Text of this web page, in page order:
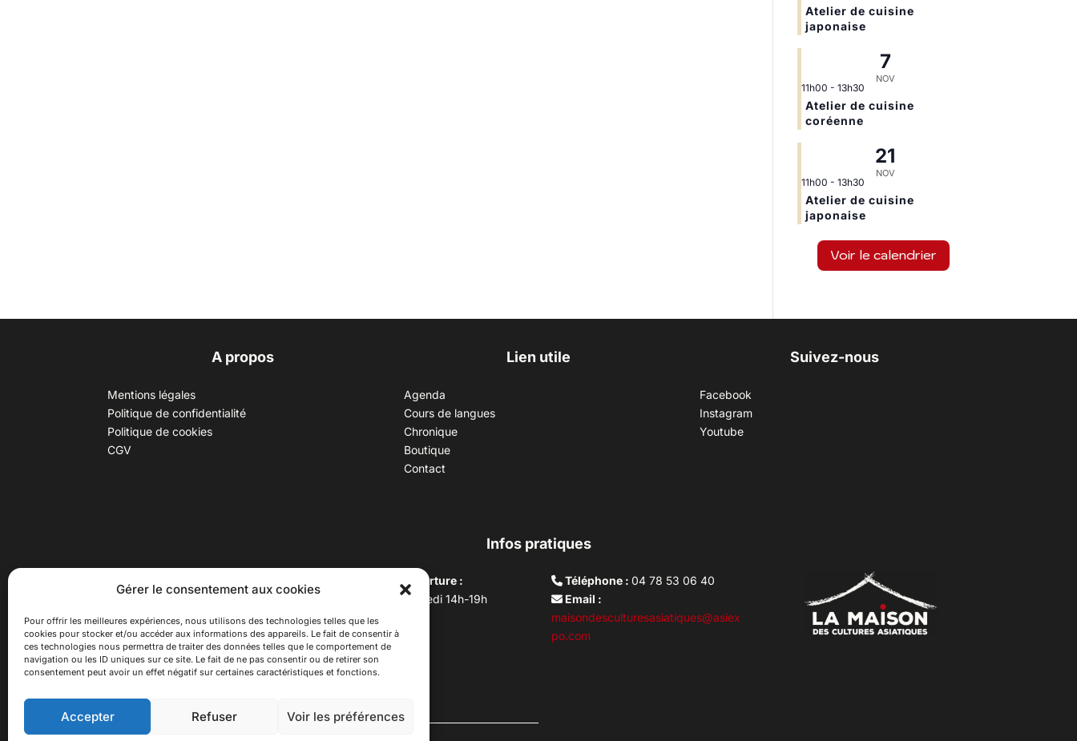
Gérer le consentement aux cookies
Pour offrir les meilleures expériences, nous utilisons des technologies telles que les
cookies pour stocker et/ou accéder aux informations des appareils. Le fait de consentir à
ces technologies nous permettra de traiter des données telles que le comportement de
navigation ou les ID uniques sur ce site. Le fait de ne pas consentir ou de retirer son
consentement peut avoir un effet négatif sur certaines caractéristiques et fonctions.
Accepter Refuser Voir les préférences
Atelier de cuisine
japonaise
7
NOV
11h00 - 13h30
Atelier de cuisine
coréenne
21
NOV
11h00 - 13h30
Atelier de cuisine
japonaise
Voir le calendrier
A propos
Mentions légales
Politique de confidentialité
Politique de cookies
CGV
Lien utile
Agenda
Cours de langues
Chronique
Boutique
Contact
Suivez-nous
Facebook
Instagram
Youtube
Infos pratiques
(adresse postale : 62 rue St
Maximin, 69003 Lyon)
à 100 mètres du métro D Monplaisir
Lumière, T3 Dauphiné Lacassagne,
bus C16 Dr Rebatel
Horaires d’ouverture :
Du mardi au vendredi 14h-19h
Samedi 10h –17h
Fermeture lundi
Téléphone :04 78 53 06 40
Email :
maisondesculturesasiatiques@asiex
po.com